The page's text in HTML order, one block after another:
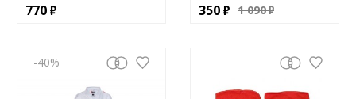
770 350 1 090
-40